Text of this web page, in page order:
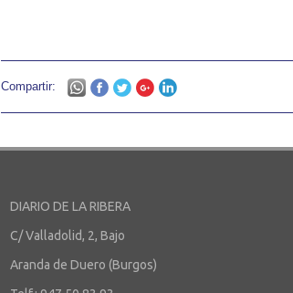
Compartir:
DIARIO DE LA RIBERA
C/ Valladolid, 2, Bajo
Aranda de Duero (Burgos)